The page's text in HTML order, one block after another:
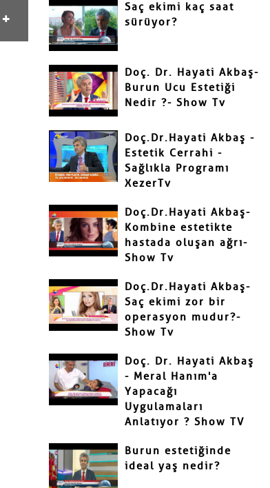
Saç ekimi kaç saat
sürüyor?
Doç. Dr. Hayati Akbaş-
Burun Ucu Estetiği
Nedir ?- Show Tv
Doç.Dr.Hayati Akbaş -
Estetik Cerrahi -
Sağlıkla Programı
XezerTv
Doç.Dr.Hayati Akbaş-
Kombine estetikte
hastada oluşan ağrı-
Show Tv
Doç.Dr.Hayati Akbaş-
Saç ekimi zor bir
operasyon mudur?-
Show Tv
Doç. Dr. Hayati Akbaş
- Meral Hanım'a
Yapacağı
Uygulamaları
Anlatıyor ? Show TV
Burun estetiğinde
ideal yaş nedir?